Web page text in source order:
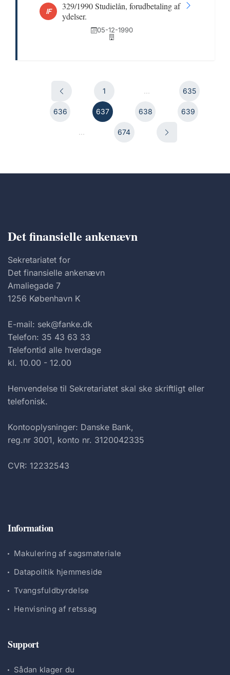
IF
329/1990 Studielån, forudbetaling af
ydelser.
05-12-1990
1 ... 635
636 637 638 639
... 674
Det finansielle ankenævn
Sekretariatet for
Det finansielle ankenævn
Amaliegade 7
1256 København K
E-mail: sek@fanke.dk
Telefon: 35 43 63 33
Telefontid alle hverdage
kl. 10.00 - 12.00
Henvendelse til Sekretariatet skal ske skriftligt eller
telefonisk.
Kontooplysninger: Danske Bank,
reg.nr 3001, konto nr. 3120042335
CVR: 12232543
Information
Makulering af sagsmateriale
Datapolitik hjemmeside
Tvangsfuldbyrdelse
Henvisning af retssag
Support
Sådan klager du